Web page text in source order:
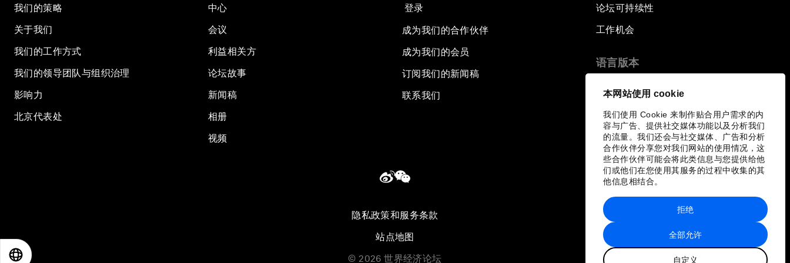
本网站使用 cookie
我们使用 Cookie 来制作贴合用户需求的内
容与广告、提供社交媒体功能以及分析我们
的流量。我们还会与社交媒体、广告和分析
合作伙伴分享您对我们网站的使用情况，这
些合作伙伴可能会将此类信息与您提供给他
们或他们在您使用其服务的过程中收集的其
他信息相结合。
全部允许
自定义
拒绝
我们的策略
关于我们
我们的工作方式
我们的领导团队与组织治理
影响力
北京代表处
中心
会议
利益相关方
论坛故事
新闻稿
相册
视频
登录
成为我们的合作伙伴
成为我们的会员
订阅我们的新闻稿
联系我们
论坛可持续性
工作机会
语言版本
隐私政策和服务条款
站点地图
© 2026 世界经济论坛